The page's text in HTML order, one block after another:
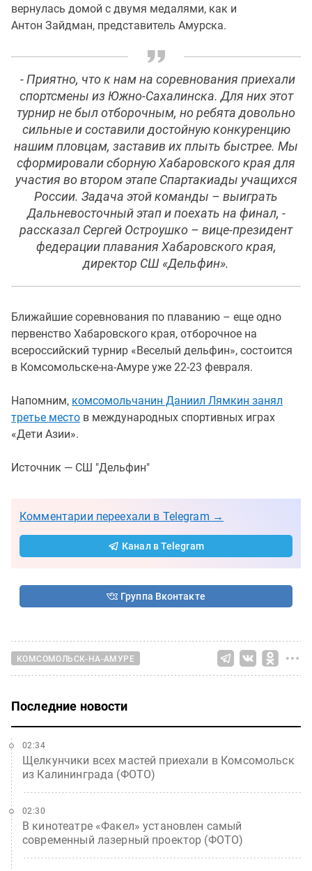
вернулась домой с двумя медалями, как и
Антон Зайдман, представитель Амурска.
- Приятно, что к нам на соревнования приехали
спортсмены из Южно-Сахалинска. Для них этот
турнир не был отборочным, но ребята довольно
сильные и составили достойную конкуренцию
нашим пловцам, заставив их плыть быстрее. Мы
сформировали сборную Хабаровского края для
участия во втором этапе Спартакиады учащихся
России. Задача этой команды – выиграть
Дальневосточный этап и поехать на финал, -
рассказал Сергей Остроушко – вице-президент
федерации плавания Хабаровского края,
директор СШ «Дельфин».
Ближайшие соревнования по плаванию – еще одно
первенство Хабаровского края, отборочное на
всероссийский турнир «Веселый дельфин», состоится
в Комсомольске-на-Амуре уже 22-23 февраля.
Напомним, комсомольчанин Даниил Лямкин занял
третье место в международных спортивных играх
«Дети Азии».
Источник — СШ "Дельфин"
Комментарии переехали в Telegram →
Канал в Telegram
Группа Вконтакте
КОМСОМОЛЬСК-НА-АМУРЕ
Последние новости
Щелкунчики всех мастей приехали в Комсомольск
из Калининграда (ФОТО)
02:34
В кинотеатре «Факел» установлен самый
современный лазерный проектор (ФОТО)
02:30